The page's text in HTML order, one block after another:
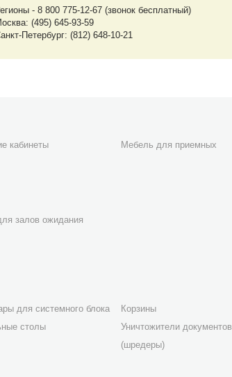
- 8 800 775-12-67 (звонок бесплатный)
(495) 645-93-59
Петербург: (812) 648-10-21
кабинеты
Мебель для приемных
залов ожидания
для системного блока
Корзины
столы
Уничтожители документов
(шредеры)